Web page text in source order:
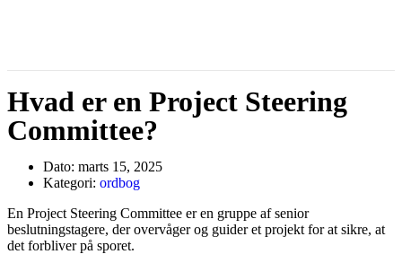
Hvad er en Project Steering
Committee?
Dato: marts 15, 2025
Kategori: ordbog
En Project Steering Committee er en gruppe af senior
beslutningstagere, der overvåger og guider et projekt for at sikre, at
det forbliver på sporet.